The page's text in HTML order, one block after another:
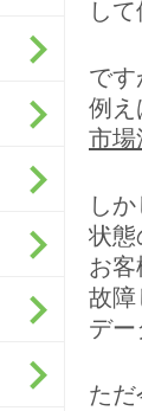
し
です
例え
市場
し
状態
お
故障
デー
ただ